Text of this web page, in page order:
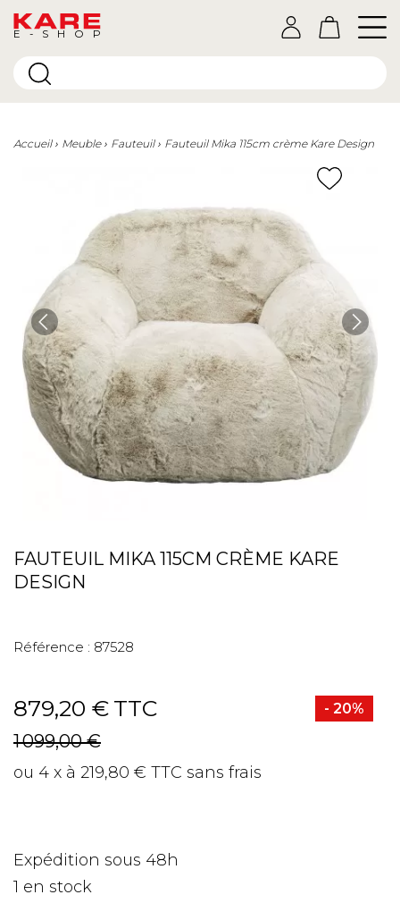
E-SHOP
Accueil Meuble Fauteuil Fauteuil Mika 115cm crème Kare Design
FAUTEUIL MIKA 115CM CRÈME KARE
DESIGN
Référence : 87528
879,20 € TTC - 20%
1 099,00 €
ou 4 x à 219,80 € TTC sans frais
Expédition sous 48h
1 en stock